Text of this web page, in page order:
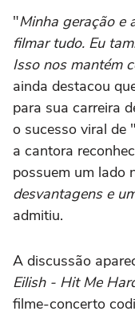
"Minha geração e
filmar tudo. Eu
Isso nos mantém
ainda destacou
para sua carreira
o sucesso viral de "
a cantora
possuem um lado
desvantagens e
admitiu.
A discussão
Eilish - Hit Me
filme-concerto